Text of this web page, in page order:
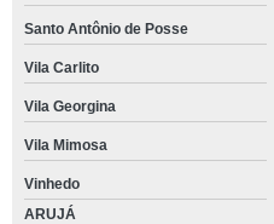
Santo Antônio de Posse
Vila Carlito
Vila Georgina
Vila Mimosa
Vinhedo
ARUJÁ